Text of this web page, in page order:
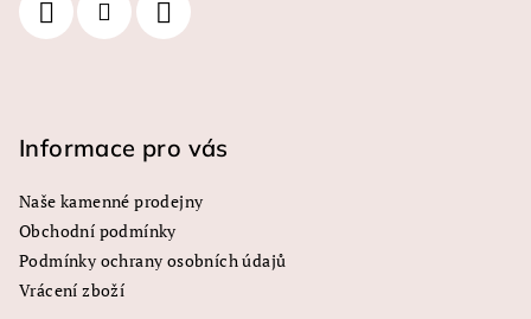
s
Informace pro vás
Naše kamenné prodejny
Obchodní podmínky
Podmínky ochrany osobních údajů
Vrácení zboží